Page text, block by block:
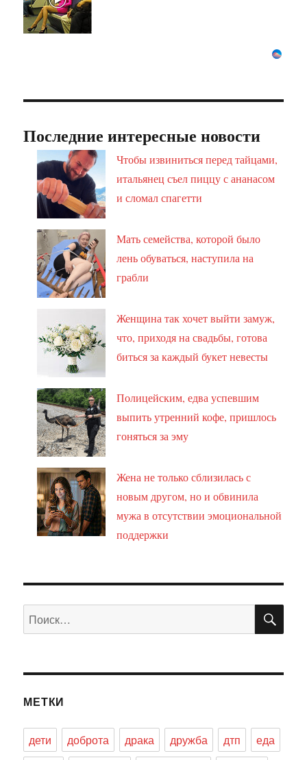
Последние интересные новости
Чтобы извиниться перед тайцами,
итальянец съел пиццу с ананасом
и сломал спагетти
Мать семейства, которой было
лень обуваться, наступила на
грабли
Женщина так хочет выйти замуж,
что, приходя на свадьбы, готова
биться за каждый букет невесты
Полицейским, едва успевшим
выпить утренний кофе, пришлось
гоняться за эму
Жена не только сблизилась с
новым другом, но и обвинила
мужа в отсутствии эмоциональной
поддержки
Искать:
МЕТКИ
дети доброта драка дружба дтп еда